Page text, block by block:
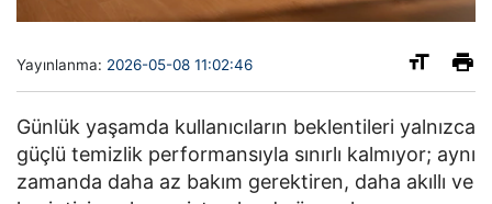
Yayınlanma: 2026-05-08 11:02:46
Günlük yaşamda kullanıcıların beklentileri yalnızca
güçlü temizlik performansıyla sınırlı kalmıyor; aynı
zamanda daha az bakım gerektiren, daha akıllı ve